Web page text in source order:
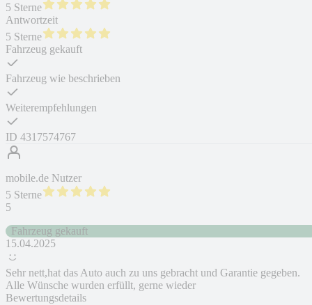
5 Sterne
Antwortzeit
5 Sterne
Fahrzeug gekauft
Fahrzeug wie beschrieben
Weiterempfehlungen
ID 4317574767
mobile.de Nutzer
5 Sterne
5
Fahrzeug gekauft
15.04.2025
Sehr nett,hat das Auto auch zu uns gebracht und Garantie gegeben.
Alle Wünsche wurden erfüllt, gerne wieder
Bewertungsdetails